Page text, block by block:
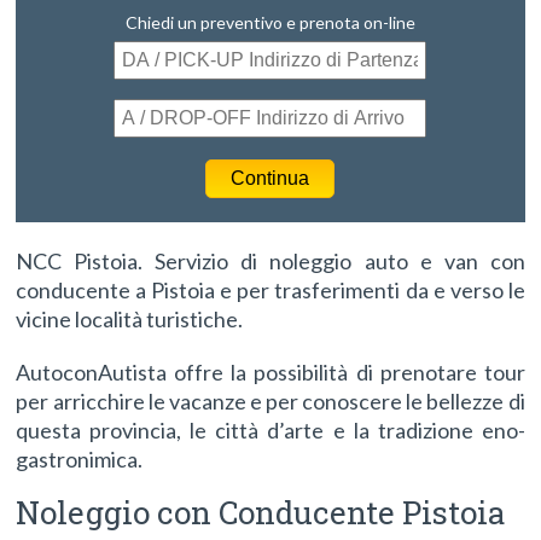
Chiedi un preventivo e prenota on-line
NCC Pistoia. Servizio di noleggio auto e van con
conducente a Pistoia e per trasferimenti da e verso le
vicine località turistiche.
AutoconAutista offre la possibilità di prenotare tour
per arricchire le vacanze e per conoscere le bellezze di
questa provincia, le città d’arte e la tradizione eno-
gastronimica.
Noleggio con Conducente Pistoia